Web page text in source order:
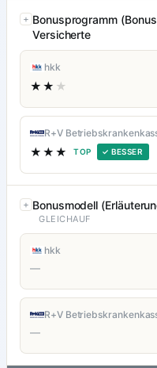
Bonusprogramm
Versicherte
hkk
★★ ★
R+V
★★★ TOP ✓ BESSER
Bonusmodell
GLEICHAUF
hkk
—
R+V
—